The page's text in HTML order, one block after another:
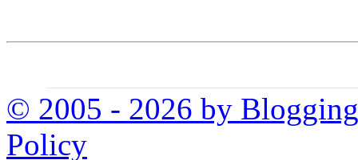
© 2005 - 2026 by
Policy